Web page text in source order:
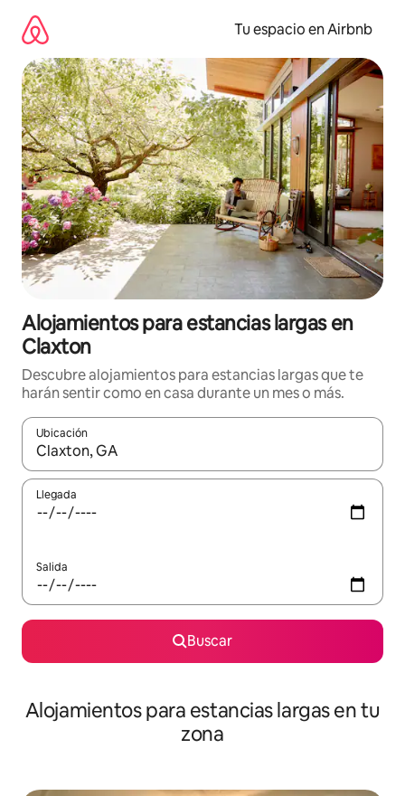
contenido
Tu espacio en Airbnb
Alojamientos para estancias largas en
Claxton
Descubre alojamientos para estancias largas que te
harán sentir como en casa durante un mes o más.
Ubicación
Cuando los resultados estén disponibles, podrás navegar
Llegada
Salida
Buscar
Alojamientos para estancias largas en tu
zona